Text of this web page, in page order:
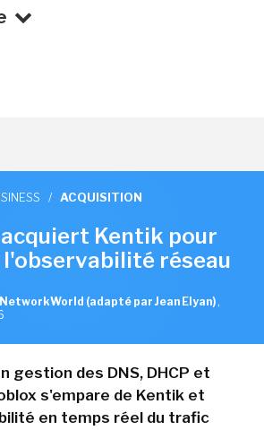
/ ACQUISITION
Kentik pour
réseau
(adapté par Jean Elyan) ,
gestion des DNS, DHCP et
s'empare de Kentik et
en temps réel du trafic